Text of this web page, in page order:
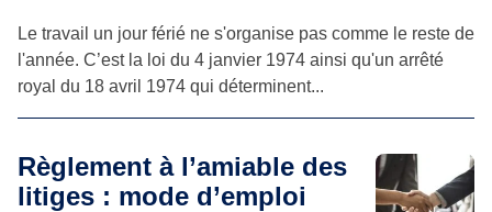
Le travail un jour férié ne s'organise pas comme le reste de
l'année. C’est la loi du 4 janvier 1974 ainsi qu'un arrêté
royal du 18 avril 1974 qui déterminent...
Règlement à l’amiable des
litiges : mode d’emploi